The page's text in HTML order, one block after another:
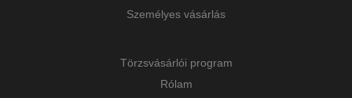
Személyes vásárlás
Törzsvásárlói program
Rólam